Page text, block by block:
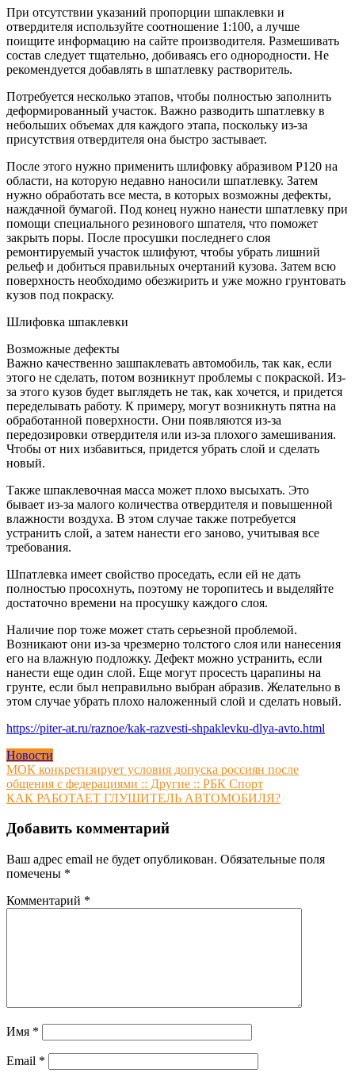
При отсутствии указаний пропорции шпаклевки и
отвердителя используйте соотношение 1:100, а лучше
поищите информацию на сайте производителя. Размешивать
состав следует тщательно, добиваясь его однородности. Не
рекомендуется добавлять в шпатлевку растворитель.
Потребуется несколько этапов, чтобы полностью заполнить
деформированный участок. Важно разводить шпатлевку в
небольших объемах для каждого этапа, поскольку из-за
присутствия отвердителя она быстро застывает.
После этого нужно применить шлифовку абразивом Р120 на
области, на которую недавно наносили шпатлевку. Затем
нужно обработать все места, в которых возможны дефекты,
наждачной бумагой. Под конец нужно нанести шпатлевку при
помощи специального резинового шпателя, что поможет
закрыть поры. После просушки последнего слоя
ремонтируемый участок шлифуют, чтобы убрать лишний
рельеф и добиться правильных очертаний кузова. Затем всю
поверхность необходимо обезжирить и уже можно грунтовать
кузов под покраску.
Шлифовка шпаклевки
Возможные дефекты
Важно качественно зашпаклевать автомобиль, так как, если
этого не сделать, потом возникнут проблемы с покраской. Из-
за этого кузов будет выглядеть не так, как хочется, и придется
переделывать работу. К примеру, могут возникнуть пятна на
обработанной поверхности. Они появляются из-за
передозировки отвердителя или из-за плохого замешивания.
Чтобы от них избавиться, придется убрать слой и сделать
новый.
Также шпаклевочная масса может плохо высыхать. Это
бывает из-за малого количества отвердителя и повышенной
влажности воздуха. В этом случае также потребуется
устранить слой, а затем нанести его заново, учитывая все
требования.
Шпатлевка имеет свойство проседать, если ей не дать
полностью просохнуть, поэтому не торопитесь и выделяйте
достаточно времени на просушку каждого слоя.
Наличие пор тоже может стать серьезной проблемой.
Возникают они из-за чрезмерно толстого слоя или нанесения
его на влажную подложку. Дефект можно устранить, если
нанести еще один слой. Еще могут просесть царапины на
грунте, если был неправильно выбран абразив. Желательно в
этом случае убрать плохо наложенный слой и сделать новый.
https://piter-at.ru/raznoe/kak-razvesti-shpaklevku-dlya-avto.html
Новости
Навигация
по
МОК конкретизирует условия допуска россиян после
общения с федерациями :: Другие :: РБК Спорт
КАК РАБОТАЕТ ГЛУШИТЕЛЬ АВТОМОБИЛЯ?
Добавить комментарий
Ваш адрес email не будет опубликован. Обязательные поля
помечены *
Комментарий *
Имя *
Email *